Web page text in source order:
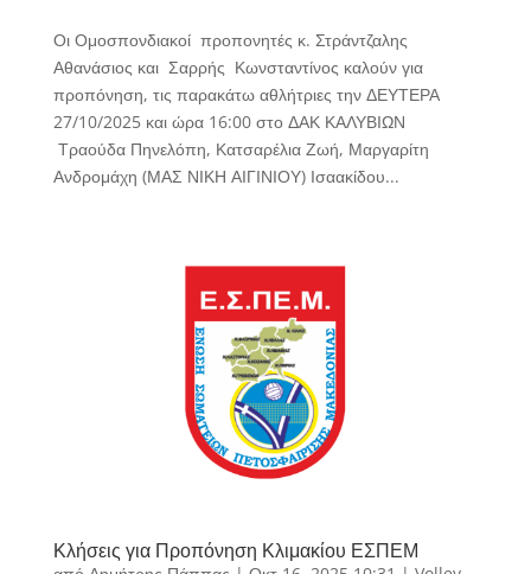
Οι Ομοσπονδιακοί προπονητές κ. Στράντζαλης
Αθανάσιος και Σαρρής Κωνσταντίνος καλούν για
προπόνηση, τις παρακάτω αθλήτριες την ΔΕΥΤΕΡΑ
27/10/2025 και ώρα 16:00 στο ΔΑΚ ΚΑΛΥΒΙΩΝ
Τραούδα Πηνελόπη, Κατσαρέλια Ζωή, Μαργαρίτη
Ανδρομάχη (ΜΑΣ ΝΙΚΗ ΑΙΓΙΝΙΟΥ) Ισαακίδου...
Κλήσεις για Προπόνηση Κλιμακίου ΕΣΠΕΜ